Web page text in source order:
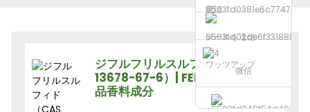
電話
メールを送信
ワッツアップ
微信
ジフルフリルスルフィド（CAS
13678-67-6）| FEMA 3238 | 食
品香料成分